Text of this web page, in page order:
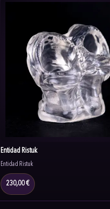
Entidad Ristuk
Entidad Ristuk
230,00 €